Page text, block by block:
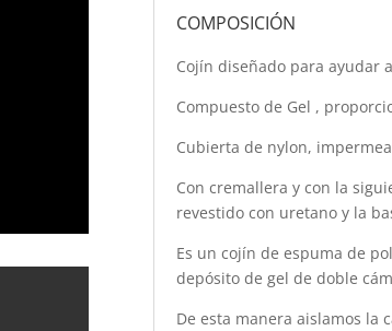
COMPOSICIÓN
Cojín diseñado para ayudar
Compuesto de Gel ,
Cubierta de nylon,
Con cremallera y con la
revestido con uretano y la
Es un cojín de espuma de
depósito de gel de doble
De esta manera aislamos la